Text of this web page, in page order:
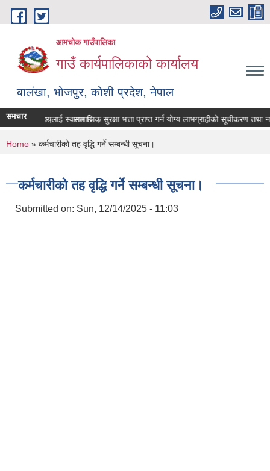
Skip to main content
आमचोक गाउँपालिका
गाउँ कार्यपालिकाको कार्यालय
बालंखा, भोजपुर, कोशी प्रदेश, नेपाल
मा यहाँहरुलाई स्वागत छ ।
समचार
गर्ने सम्बन्धमा। सामाजिक सुरक्षा भत्ता प्राप्‍त गर्न योग्य लाभग्राहीको सूचीकरण तथा
You are here
Home » कर्मचारीको तह वृद्धि गर्ने सम्बन्धी सूचना।
कर्मचारीको तह वृद्धि गर्ने सम्बन्धी सूचना।
Submitted on: Sun, 12/14/2025 - 11:03